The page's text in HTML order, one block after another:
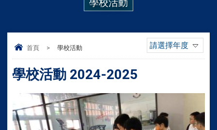
學校活動
首頁 > 學校活動
學校活動 2024-2025
請選擇年度